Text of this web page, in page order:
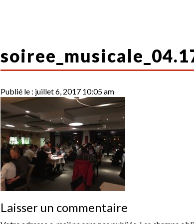
Publié le : juillet 6, 2017 10:05 am
Laisser un commentaire